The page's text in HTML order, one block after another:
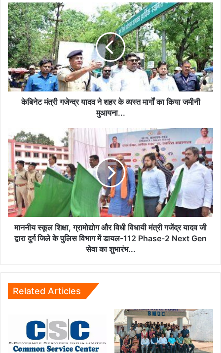
केबिनेट
मंत्री
गजेन्द्र
यादव
ने
शहर
के
व्यस्त
मार्गों
मुआयना...
केबिनेट मंत्री गजेन्द्र यादव ने शहर के व्यस्त मार्गों का किया जमीनी
मुआयना...
माननीय
स्कूल
शिक्षा,
ग्रामोद्योग
और
विधी
विधायी
मंत्री
गजेंद्र
यादव
जिले
पुलिस
विभाग
डायल-112
2
Next
माननीय स्कूल शिक्षा, ग्रामोद्योग और विधी विधायी मंत्री गजेंद्र यादव जी
द्वारा दुर्ग जिले के पुलिस विभाग में डायल-112 Phase-2 Next Gen
सेवा का शुभारंभ...
Related Articles